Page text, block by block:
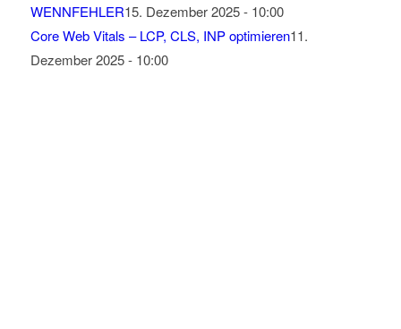
WENNFEHLER15. Dezember 2025 - 10:00
Core Web Vitals – LCP, CLS, INP optimieren11.
Dezember 2025 - 10:00